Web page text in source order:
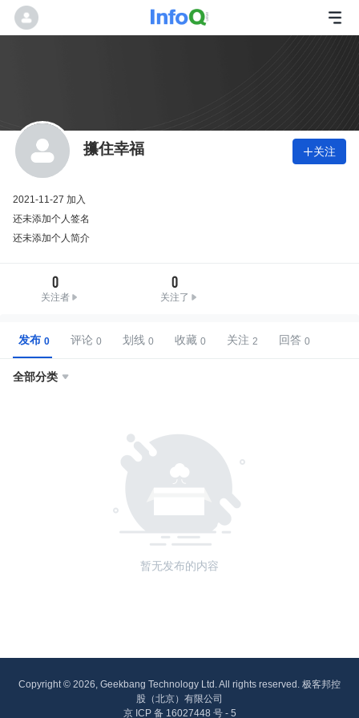
攥住幸福 关注
2021-11-27 加入
还未添加个人签名
还未添加个人简介
0
关注者
0
关注了
发布 评论 划线 收藏 关注 回答
全部分类 
暂无发布的内容
Copyright © 2026, Geekbang Technology Ltd. All rights reserved. 极客邦控
股（北京）有限公司
京 ICP 备 16027448 号 - 5